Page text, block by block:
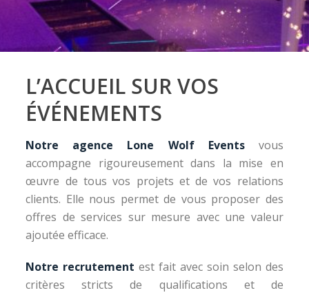
L’ACCUEIL SUR VOS
ÉVÉNEMENTS
Notre agence Lone Wolf Eventsvous
accompagne rigoureusement dans la mise en
œuvre de tous vos projets et de vos relations
clients. Elle nous permet de vous proposer des
offres de services sur mesure avec une valeur
ajoutée efficace.
Notre recrutement est fait avec soin selon des
critères stricts de qualifications et de